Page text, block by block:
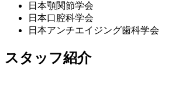
日本顎関節学会
日本口腔科学会
日本アンチエイジング歯科学会
スタッフ紹介